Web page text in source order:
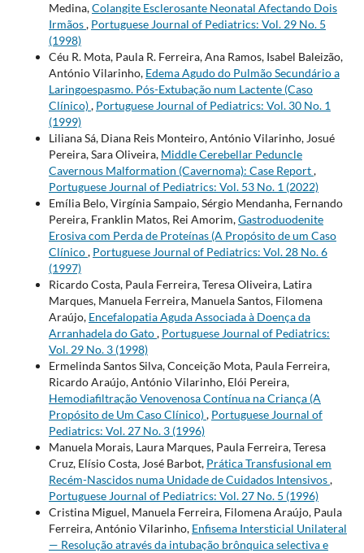
Medina,Colangite Esclerosante Neonatal Afectando Dois
Irmãos, Portuguese Journal of Pediatrics: Vol. 29 No. 5
(1998)
Céu R. Mota, Paula R. Ferreira, Ana Ramos, Isabel Baleizão,
António Vilarinho, Edema Agudo do Pulmão Secundário a
Laringoespasmo. Pós-Extubação num Lactente (Caso
Clínico), Portuguese Journal of Pediatrics: Vol. 30 No. 1
(1999)
Liliana Sá, Diana Reis Monteiro, António Vilarinho, Josué
Pereira, Sara Oliveira, Middle Cerebellar Peduncle
Cavernous Malformation (Cavernoma): Case Report,
Portuguese Journal of Pediatrics: Vol. 53 No. 1 (2022)
Emília Belo, Virgínia Sampaio, Sérgio Mendanha, Fernando
Pereira, Franklin Matos, Rei Amorim,Gastroduodenite
Erosiva com Perda de Proteínas (A Propósito de um Caso
Clínico, Portuguese Journal of Pediatrics: Vol. 28 No. 6
(1997)
Ricardo Costa, Paula Ferreira, Teresa Oliveira, Latira
Marques, Manuela Ferreira, Manuela Santos, Filomena
Araújo, Encefalopatia Aguda Associada à Doença da
Arranhadela do Gato, Portuguese Journal of Pediatrics:
Vol. 29 No. 3 (1998)
Ermelinda Santos Silva, Conceição Mota, Paula Ferreira,
Ricardo Araújo, António Vilarinho, Elói Pereira,
Hemodiafiltração Venovenosa Contínua na Criança (A
Propósito de Um Caso Clínico), Portuguese Journal of
Pediatrics: Vol. 27 No. 3 (1996)
Manuela Morais, Laura Marques, Paula Ferreira, Teresa
Cruz, Elísio Costa, José Barbot, Prática Transfusional em
Recém-Nascidos numa Unidade de Cuidados Intensivos,
Portuguese Journal of Pediatrics: Vol. 27 No. 5 (1996)
Cristina Miguel, Manuela Ferreira, Filomena Araújo, Paula
Ferreira, António Vilarinho, Enfisema Intersticial Unilateral
— Resolução através da intubação brônquica selectiva e